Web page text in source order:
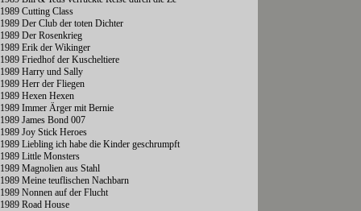
1989 Cutting Class
1989 Der Club der toten Dichter
1989 Der Rosenkrieg
1989 Erik der Wikinger
1989 Friedhof der Kuscheltiere
1989 Harry und Sally
1989 Herr der Fliegen
1989 Hexen Hexen
1989 Immer Ärger mit Bernie
1989 James Bond 007
1989 Joy Stick Heroes
1989 Liebling ich habe die Kinder geschrumpft
1989 Little Monsters
1989 Magnolien aus Stahl
1989 Meine teuflischen Nachbarn
1989 Nonnen auf der Flucht
1989 Road House